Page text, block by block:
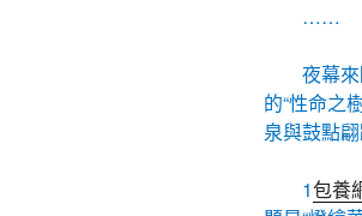
……
夜幕
的“性命之
泉與鼓點
1包養